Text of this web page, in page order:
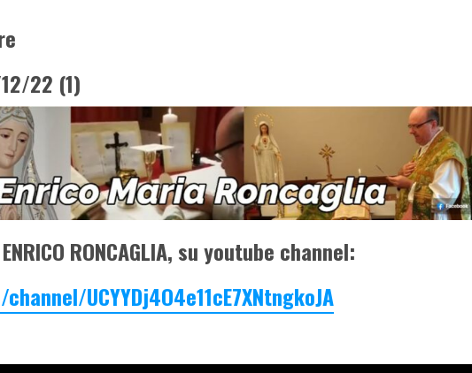
22 (1)
ENRICO RONCAGLIA, su youtube channel:
UCYYDj4O4e11cE7XNtngkoJA